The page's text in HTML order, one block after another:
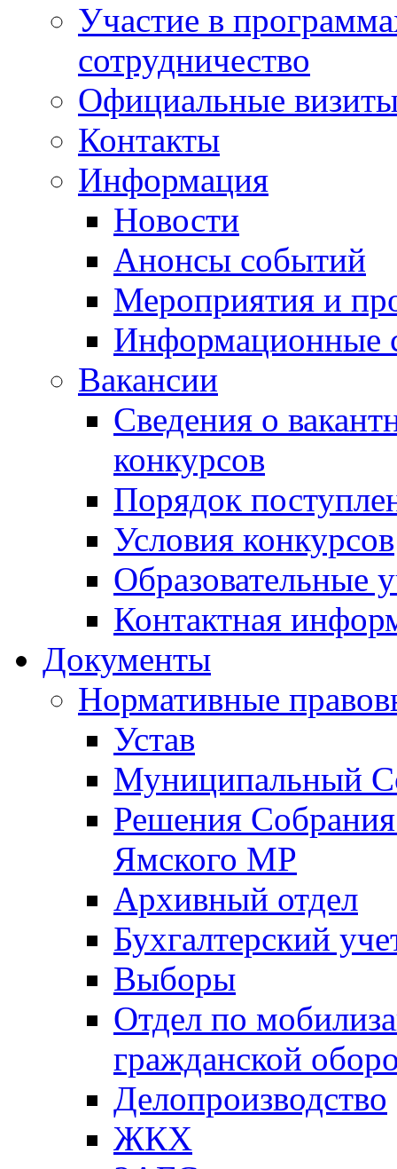
Участие в
сотрудничество
Официальные
Контакты
Информация
Новости
Анонсы событий
Мероприятия и
Информационные
Вакансии
Сведения о
конкурсов
Порядок
Условия конкурсов
Образовательные
Контактная
Документы
Нормативные
Устав
Муниципальный
Решения
Ямского МР
Архивный отдел
Бухгалтерский
Выборы
Отдел по
гражданской
Делопроизводство
ЖКХ